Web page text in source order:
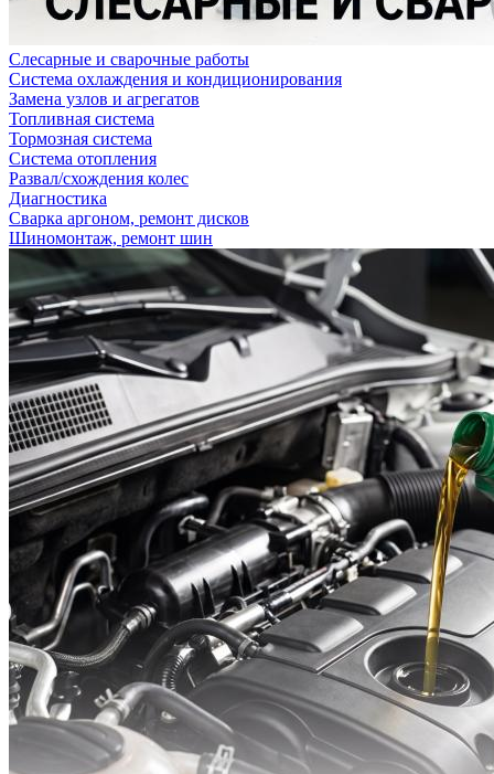
Слесарные и сварочные работы
Система охлаждения и кондиционирования
Замена узлов и агрегатов
Топливная система
Тормозная система
Система отопления
Развал/схождения колес
Диагностика
Сварка аргоном, ремонт дисков
Шиномонтаж, ремонт шин